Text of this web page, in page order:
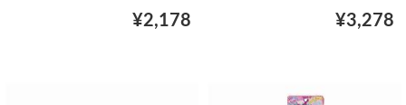
¥2,178 ¥3,278